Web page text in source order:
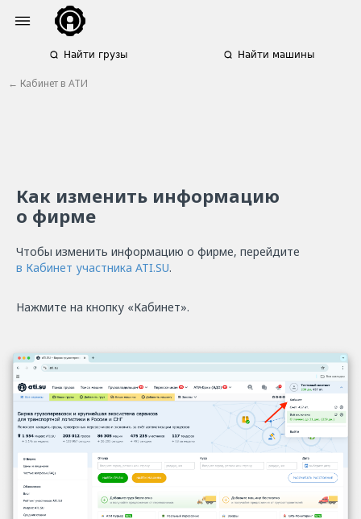
Найти грузы Найти машины
← Кабинет в АТИ
Как изменить информацию
о фирме
Чтобы изменить информацию о фирме, перейдите
в Кабинет участника ATI.SU.
Нажмите на кнопку «Кабинет».